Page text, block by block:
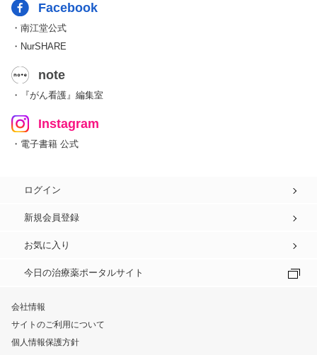
Facebook
・南江堂公式
・NurSHARE
note
・『がん看護』編集室
Instagram
・電子書籍 公式
ログイン
新規会員登録
お気に入り
今日の治療薬ポータルサイト
会社情報
サイトのご利用について
個人情報保護方針